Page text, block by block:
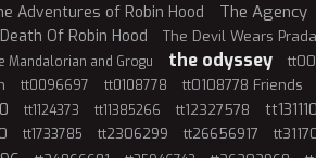
Adventures of Robin Hood The Agency
Of Robin Hood The Devil Wears
Mandalorian and Grogu the odyssey
tt0096697 tt0108778 tt0108778 Friends
tt1124373 tt11385266 tt12327578
tt1733785 tt2306299 tt26656917